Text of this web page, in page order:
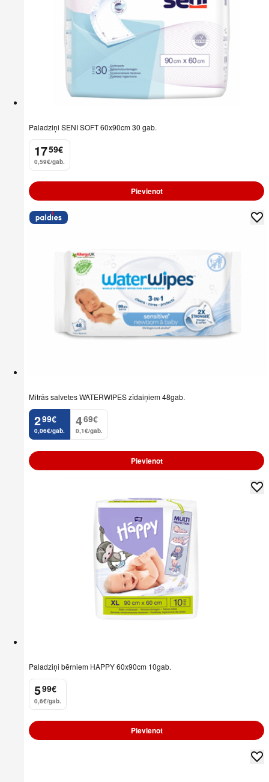
Paladziņi SENI SOFT 60x90cm 30 gab.
17
. 59€
0,59€/gab.
Pievienot
Mitrās salvetes WATERWIPES zīdaiņiem 48gab.
2
. 99€
0,06€/gab.
4
. 69€
0,1€/gab.
Pievienot
Paladziņi bērniem HAPPY 60x90cm 10gab.
5
. 99€
0,6€/gab.
Pievienot